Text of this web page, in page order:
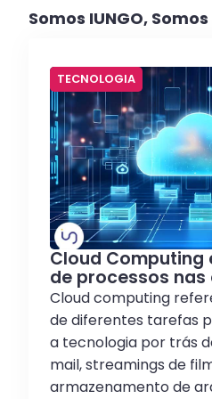
Somos IUNGO, Somos
TECNOLOGIA
Cloud Computing
de processos nas
Cloud computing
de diferentes tarefas
a tecnologia por trás
mail, streamings de
armazenamento de